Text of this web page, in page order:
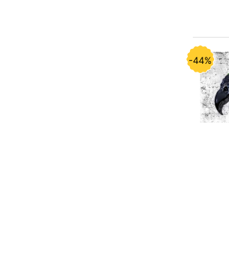
-44%